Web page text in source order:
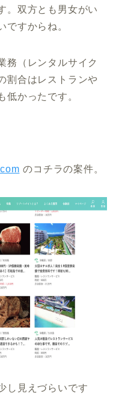
。双方とも男女がい
ですからね。
務（レンタルサイク
割合はレストランや
低かったです。
のコチラの案件。
し見えづらいです